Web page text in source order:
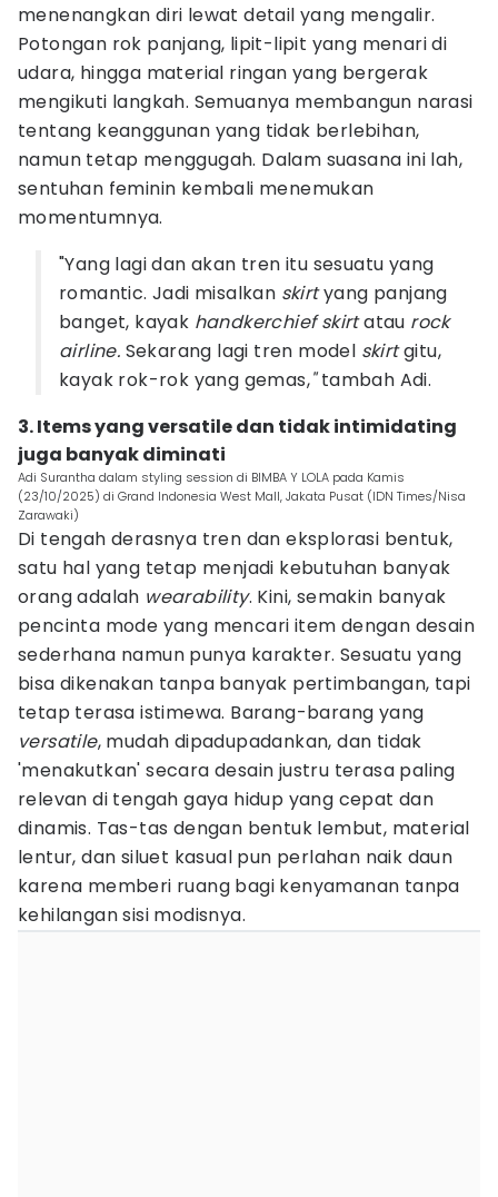
menenangkan diri lewat detail yang mengalir.
Potongan rok panjang, lipit-lipit yang menari di
udara, hingga material ringan yang bergerak
mengikuti langkah. Semuanya membangun narasi
tentang keanggunan yang tidak berlebihan,
namun tetap menggugah. Dalam suasana ini lah,
sentuhan feminin kembali menemukan
momentumnya.
"Yang lagi dan akan tren itu sesuatu yang
romantic. Jadi misalkan skirtyang panjang
banget, kayak handkerchief skirtatau rock
airline. Sekarang lagi tren model skirtgitu,
kayak rok-rok yang gemas,"tambah Adi.
3. Items yang versatile dan tidak intimidating
juga banyak diminati
Adi Surantha dalam styling session di BIMBA Y LOLA pada Kamis
(23/10/2025) di Grand Indonesia West Mall, Jakata Pusat (IDN Times/Nisa
Zarawaki)
Di tengah derasnya tren dan eksplorasi bentuk,
satu hal yang tetap menjadi kebutuhan banyak
orang adalah wearability. Kini, semakin banyak
pencinta mode yang mencari item dengan desain
sederhana namun punya karakter. Sesuatu yang
bisa dikenakan tanpa banyak pertimbangan, tapi
tetap terasa istimewa. Barang-barang yang
versatile, mudah dipadupadankan, dan tidak
'menakutkan' secara desain justru terasa paling
relevan di tengah gaya hidup yang cepat dan
dinamis. Tas-tas dengan bentuk lembut, material
lentur, dan siluet kasual pun perlahan naik daun
karena memberi ruang bagi kenyamanan tanpa
kehilangan sisi modisnya.